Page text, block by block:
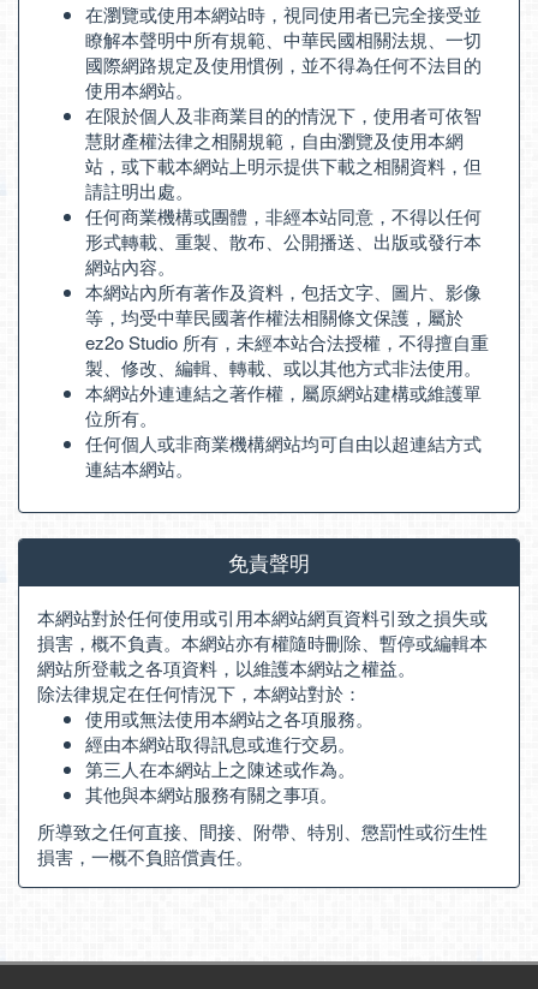
在瀏覽或使用本網站時，視同使用者已完全接受並
瞭解本聲明中所有規範、中華民國相關法規、一切
國際網路規定及使用慣例，並不得為任何不法目的
使用本網站。
在限於個人及非商業目的的情況下，使用者可依智
慧財產權法律之相關規範，自由瀏覽及使用本網
站，或下載本網站上明示提供下載之相關資料，但
請註明出處。
任何商業機構或團體，非經本站同意，不得以任何
形式轉載、重製、散布、公開播送、出版或發行本
網站內容。
本網站內所有著作及資料，包括文字、圖片、影像
等，均受中華民國著作權法相關條文保護，屬於
ez2o Studio 所有，未經本站合法授權，不得擅自重
製、修改、編輯、轉載、或以其他方式非法使用。
本網站外連連結之著作權，屬原網站建構或維護單
位所有。
任何個人或非商業機構網站均可自由以超連結方式
連結本網站。
免責聲明
本網站對於任何使用或引用本網站網頁資料引致之損失或
損害，概不負責。本網站亦有權隨時刪除、暫停或編輯本
網站所登載之各項資料，以維護本網站之權益。
除法律規定在任何情況下，本網站對於：
使用或無法使用本網站之各項服務。
經由本網站取得訊息或進行交易。
第三人在本網站上之陳述或作為。
其他與本網站服務有關之事項。
所導致之任何直接、間接、附帶、特別、懲罰性或衍生性
損害，一概不負賠償責任。